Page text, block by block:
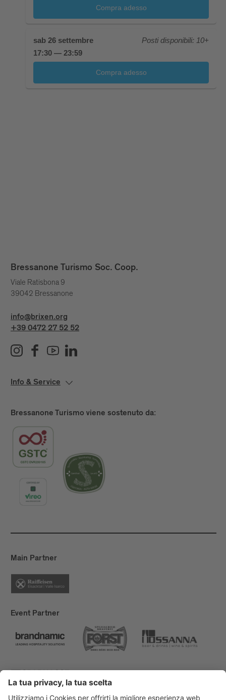
Bressanone Turismo Soc. Coop.
Viale Ratisbona 9
39042 Bressanone
info@brixen.org
+39 0472 27 52 52
Info & Service
Bressanone Turismo viene sostenuto da:
Main Partner
Event Partner